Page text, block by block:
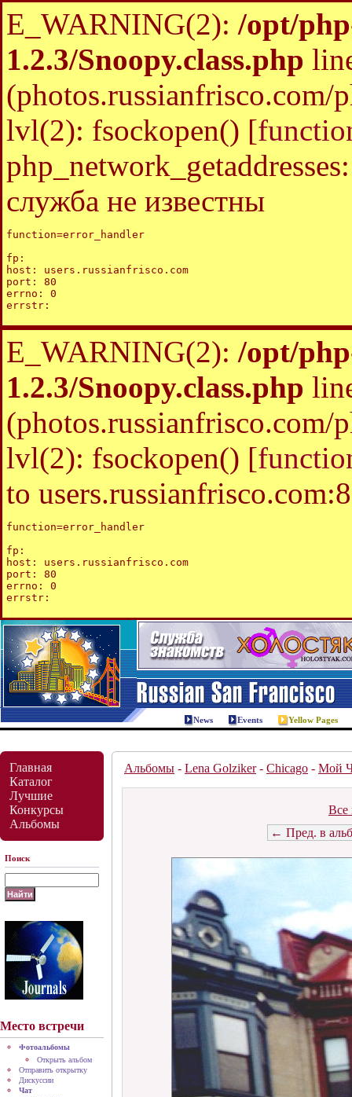
E_WARNING(2): /opt/
1.2.3/Snoopy.class.php
(photos.russianfrisco.com/
lvl(2): fsockopen() [
служба не известны
function=error_handler
fp:
host: users.russianfrisco.com
port: 80
errno: 0
E_WARNING(2): /opt/
1.2.3/Snoopy.class.php
(photos.russianfrisco.com/
lvl(2): fsockopen() [
to
function=error_handler
fp:
host: users.russianfrisco.com
port: 80
errno: 0
News Events Yellow Pages
Главная
Каталог
Лучшие
Конкурсы
Альбомы
Поиск
Место встречи
Фотоальбомы
Открыть альбом
Отправить открытку
Дискуссии
Чат
Альбомы - Lena Golziker- Chicago - Мой
Все
← Пред. в